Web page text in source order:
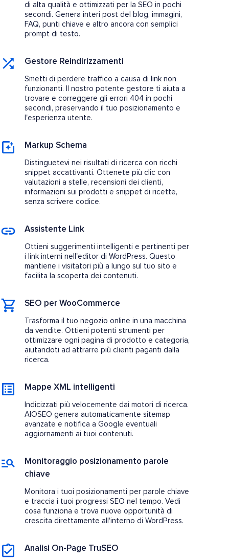
di alta qualità e ottimizzati per la SEO in pochi
secondi. Genera interi post del blog, immagini,
FAQ, punti chiave e altro ancora con semplici
prompt di testo.
Gestore Reindirizzamenti
Smetti di perdere traffico a causa di link non
funzionanti. Il nostro potente gestore ti aiuta a
trovare e correggere gli errori 404 in pochi
secondi, preservando il tuo posizionamento e
l'esperienza utente.
Markup Schema
Distinguetevi nei risultati di ricerca con ricchi
snippet accattivanti. Ottenete più clic con
valutazioni a stelle, recensioni dei clienti,
informazioni sui prodotti e snippet di ricette,
senza scrivere codice.
Assistente Link
Ottieni suggerimenti intelligenti e pertinenti per
i link interni nell'editor di WordPress. Questo
mantiene i visitatori più a lungo sul tuo sito e
facilita la scoperta dei contenuti.
SEO per WooCommerce
Trasforma il tuo negozio online in una macchina
da vendite. Ottieni potenti strumenti per
ottimizzare ogni pagina di prodotto e categoria,
aiutandoti ad attrarre più clienti paganti dalla
ricerca.
Mappe XML intelligenti
Indicizzati più velocemente dai motori di ricerca.
AIOSEO genera automaticamente sitemap
avanzate e notifica a Google eventuali
aggiornamenti ai tuoi contenuti.
Monitoraggio posizionamento parole
chiave
Monitora i tuoi posizionamenti per parole chiave
e traccia i tuoi progressi SEO nel tempo. Vedi
cosa funziona e trova nuove opportunità di
crescita direttamente all'interno di WordPress.
Analisi On-Page TruSEO